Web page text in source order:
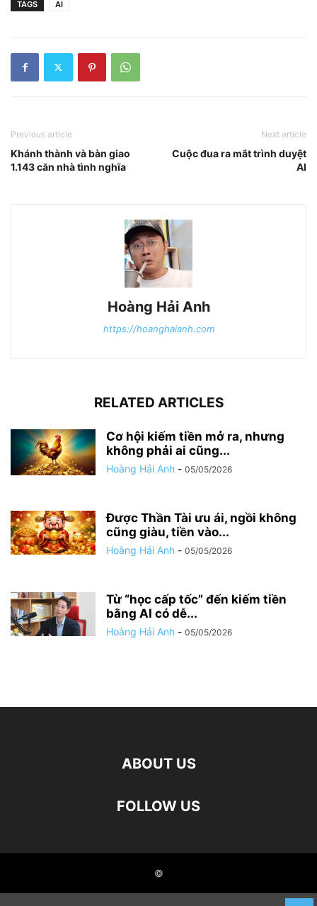
TAGS AI
Previous article
Khánh thành và bàn giao
1.143 căn nhà tình nghĩa
Next article
Cuộc đua ra mắt trình duyệt
AI
Hoàng Hải Anh
https://hoanghaianh.com
RELATED ARTICLES
Cơ hội kiếm tiền mở ra, nhưng
không phải ai cũng...
Hoàng Hải Anh - 05/05/2026
Được Thần Tài ưu ái, ngồi không
cũng giàu, tiền vào...
Hoàng Hải Anh - 05/05/2026
Từ “học cấp tốc” đến kiếm tiền
bằng AI có dễ...
Hoàng Hải Anh - 05/05/2026
ABOUT US
FOLLOW US
©